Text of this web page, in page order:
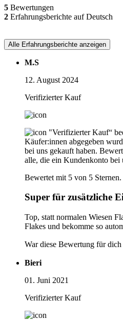
5 Bewertungen
2 Erfahrungsberichte auf Deutsch
Alle Erfahrungsberichte anzeigen
M.S
12. August 2024
Verifizierter Kauf
"Verifizierter Kauf“
Käufer:innen abgegeben
bei uns gekauft haben.
alle, die ein Kundenkonto bei
Bewertet mit 5 von 5 Sternen.
Super für zusätzliche
Top, statt normalen Wiesen
Flakes und bekomme so
War diese Bewertung für
Bieri
01. Juni 2021
Verifizierter Kauf